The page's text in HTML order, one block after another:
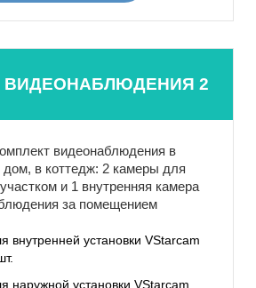
ВИДЕОНАБЛЮДЕНИЯ 2
видеонаблюдения в
дом, в коттедж: 2 камеры для
и 1 внутренняя камера
за помещением
внутренней установки VStarcam
наружной установки VStarcam